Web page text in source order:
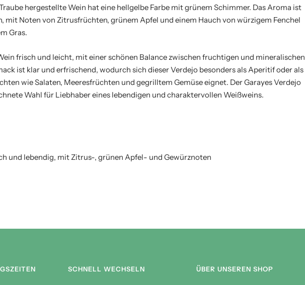
hergestellte Wein hat eine hellgelbe Farbe mit grünem Schimmer. Das Aroma ist
mit Noten von Zitrusfrüchten, grünem Apfel und einem Hauch von würzigem Fenchel
Gras.
frisch und leicht, mit einer schönen Balance zwischen fruchtigen und mineralischen
ist klar und erfrischend, wodurch sich dieser Verdejo besonders als Aperitif oder als
wie Salaten, Meeresfrüchten und gegrilltem Gemüse eignet. Der Garayes Verdejo
Wahl für Liebhaber eines lebendigen und charaktervollen Weißweins.
und lebendig, mit Zitrus-, grünen Apfel- und Gewürznoten
SCHNELL WECHSELN ÜBER UNSEREN SHOP